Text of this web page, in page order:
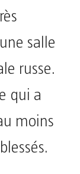
salle
russe.
qui a
moins